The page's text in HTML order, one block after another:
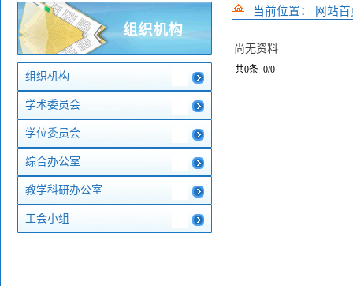
组织机构
组织机构
学术委员会
学位委员会
综合办公室
教学科研办公室
工会小组
当前位置： 网站
尚无资料
共0条 0/0